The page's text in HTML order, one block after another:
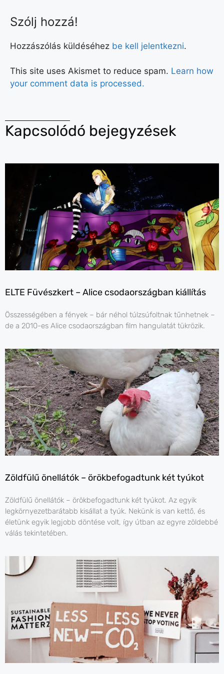
Szólj hozzá!
Hozzászólás küldéséhez be kell jelentkezni.
This site uses Akismet to reduce spam. Learn how
your comment data is processed.
Kapcsolódó bejegyzések
ELTE Füvészkert – Alice csodaországban kiállítás
Összességében a fények – bár néhol túlzsúfoltnak tűnhetnek –
de a 2010-es Alice csodaországban film hangulatát tükrözik.
Zöldfülű önellátók – örökbefogadtunk két tyúkot
Zöldfülű önellátók – örökbefogadtunk két tyúkot. Az egyik
legkörnyezetbarátabb kisállat a tyúk. Nekünk is van kettő, és
életünk egyik legjobb döntése volt, így útban az egyre zöldebbé
válás tekintetében.